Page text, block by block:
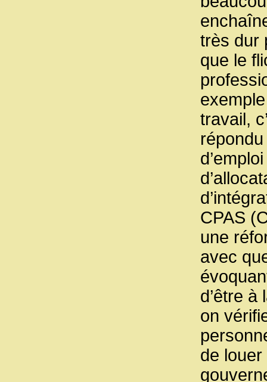
très dur
que le
travail,
CPAS
une
avec
d’être
on
de